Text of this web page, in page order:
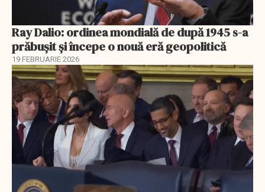
Ray Dalio: ordinea mondială de după 1945 s-a
prăbușit și începe o nouă eră geopolitică
19 FEBRUARIE 2026